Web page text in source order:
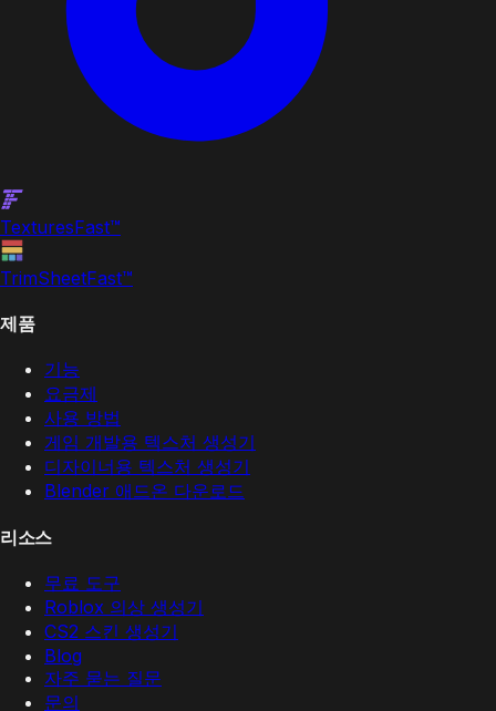
TexturesFast™
TrimSheetFast™
제품
기능
요금제
사용 방법
게임 개발용 텍스처 생성기
디자이너용 텍스처 생성기
Blender 애드온 다운로드
리소스
무료 도구
Roblox 의상 생성기
CS2 스킨 생성기
Blog
자주 묻는 질문
문의